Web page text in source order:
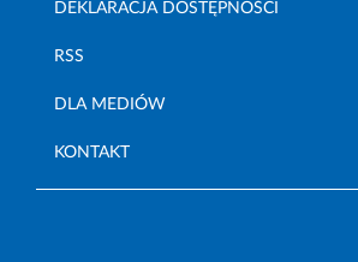
DEKLARACJA DOSTĘPNOŚCI
RSS
DLA MEDIÓW
KONTAKT